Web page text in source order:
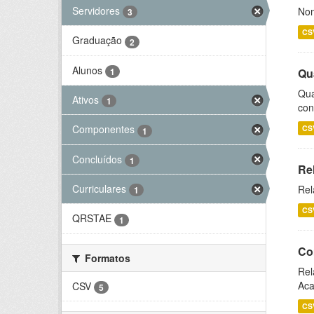
Servidores 3
Graduação 2
Alunos 1
Ativos 1
Componentes 1
Concluídos 1
Curriculares 1
QRSTAE 1
Formatos
CSV
5